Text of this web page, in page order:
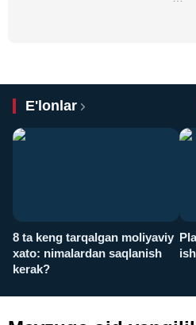
E'lonlar
8 ta keng tarqalgan moliyaviy
xato: nimalardan saqlanish
kerak?